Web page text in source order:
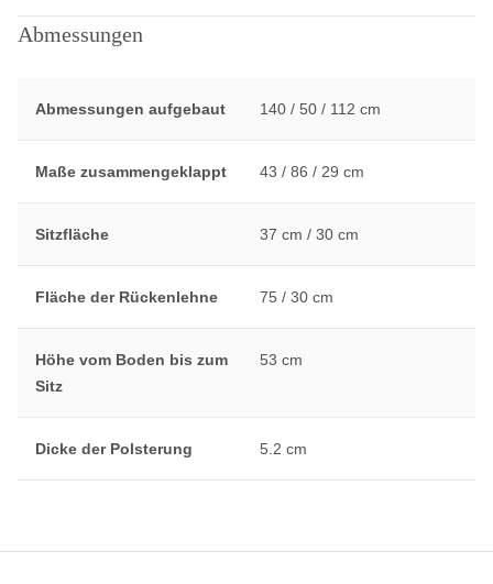
Abmessungen
Abmessungen aufgebaut 140 / 50 / 112 cm
Maße zusammengeklappt 43 / 86 / 29 cm
Sitzfläche 37 cm / 30 cm
Fläche der Rückenlehne 75 / 30 cm
Höhe vom Boden bis zum
Sitz
53 cm
Dicke der Polsterung 5.2 cm